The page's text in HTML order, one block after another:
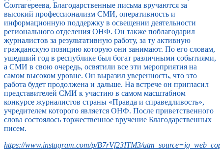
Солтагереева, Благодарственные письма вручаются за
высокий профессионализм СМИ, оперативность и
информационную поддержку в освещении деятельности
регионального отделения ОНФ. Он также поблагодарил
журналистов за результативную работу, за ту активную
гражданскую позицию которую они занимают. По его словам,
ушедший год в республике был богат различными событиями,
а СМИ в свою очередь, освятили все эти мероприятия на
самом высоком уровне. Он выразил уверенность, что это
работа будет продолжена и дальше. На встрече он пригласил
представителей СМИ к участию в самом масштабном
конкурсе журналистов страны «Правда и справедливость»,
учредителем которого является ОНФ. После приветственного
слова состоялось торжественное вручение Благодарственных
писем.
https://www.instagram.com/p/B7rVf23ITM3/